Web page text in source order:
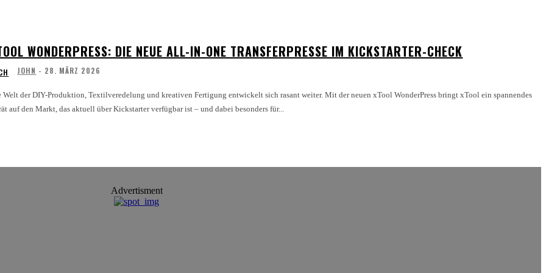
WONDERPRESS: DIE NEUE ALL-IN-ONE TRANSFERPRESSE IM KICKSTARTER-CHECK
JOHN - 28. MÄRZ 2026
Welt der DIY-Produktion, Textilveredelung und kreativen Fertigung entwickelt sich rasant weiter. Mit der neuen xTool WonderPress bringt xTool ein spannendes
auf den Markt, das aktuell über Kickstarter verfügbar ist – und dabei besonders für...
Advertisment